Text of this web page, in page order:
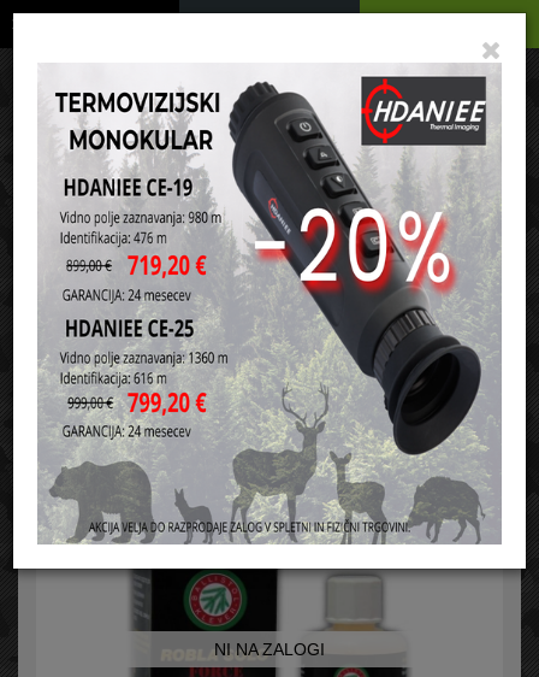
de
Vaša košarica je še prazna
Domov
Orožje in ostala oprema
Pribor za čiščenje orožja
Olja in spreji za orožje
NI NA ZALOGI